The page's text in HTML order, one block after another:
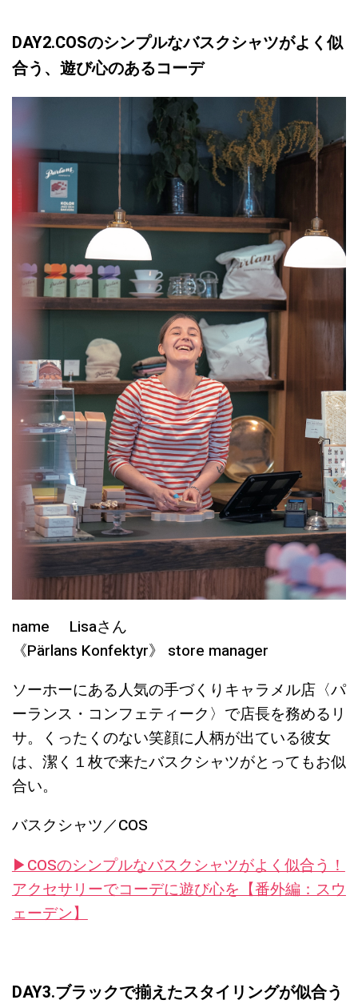
DAY2.COSのシンプルなバスクシャツがよく似
合う、遊び心のあるコーデ
name Lisaさん
《Pärlans Konfektyr》 store manager
ソーホーにある人気の手づくりキャラメル店〈パ
ーランス・コンフェティーク〉で店長を務めるリ
サ。くったくのない笑顔に人柄が出ている彼女
は、潔く１枚で来たバスクシャツがとってもお似
合い。
バスクシャツ／COS
▶︎COSのシンプルなバスクシャツがよく似合う！
アクセサリーでコーデに遊び心を【番外編：スウ
ェーデン】
DAY3.ブラックで揃えたスタイリングが似合う